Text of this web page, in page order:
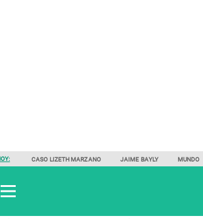
CASO LIZETH MARZANO JAIME BAYLY MUNDO